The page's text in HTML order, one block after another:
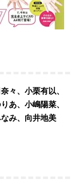
々、小栗有以、
あ、小嶋陽菜、
み、向井地美